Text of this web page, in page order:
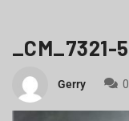
_CM_7321-
Gerry 0